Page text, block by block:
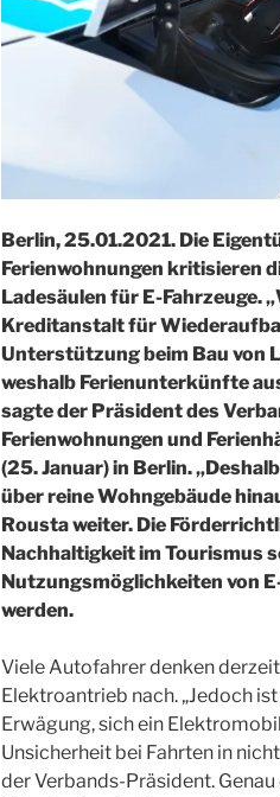
Berlin, 25.01.2021. Die
Ferienwohnungen kritisieren
Ladesäulen für E-Fahrzeuge.
Kreditanstalt für
Unterstützung beim Bau von
weshalb Ferienunterkünfte
sagte der Präsident des
Ferienwohnungen und
(25. Januar) in Berlin.
über reine Wohngebäude
Rousta weiter. Die
Nachhaltigkeit im Tourismus
Nutzungsmöglichkeiten von
werden.
Viele Autofahrer denken
Elektroantrieb nach. „Jedoch
Erwägung, sich ein
Unsicherheit bei Fahrten in
der Verbands-Präsident.